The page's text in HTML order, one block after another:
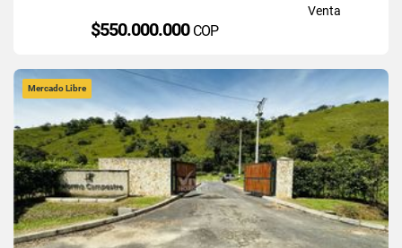
Venta
$550.000.000 COP
Mercado Libre